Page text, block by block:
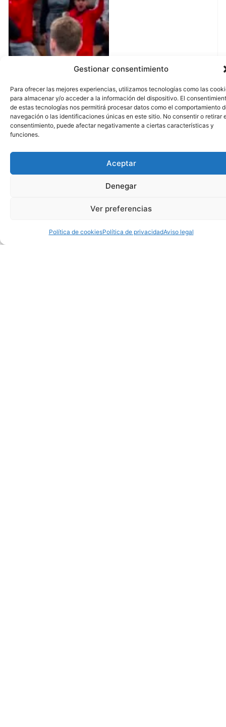
Gestionar consentimiento
Para ofrecer las mejores experiencias, utilizamos tecnologías como las
para almacenar y/o acceder a la información del dispositivo. El
de estas tecnologías nos permitirá procesar datos como el comportamiento
navegación o las identificaciones únicas en este sitio. No consentir o retirar
consentimiento, puede afectar negativamente a ciertas características y
funciones.
Aceptar
Denegar
Ver preferencias
Política de cookiesPolítica de privacidadAviso legal